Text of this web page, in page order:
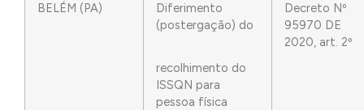
BELÉM (PA)
Diferimento
(postergação) do
recolhimento do
ISSQN para
pessoa física
Decreto Nº
95970 DE
2020, art. 2º